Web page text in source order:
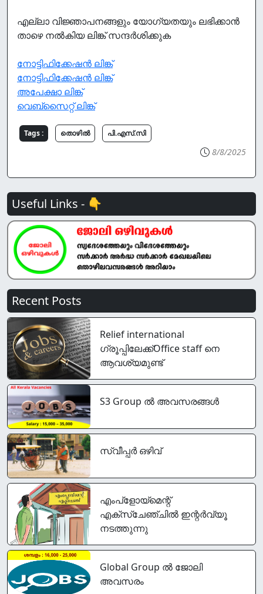
എല്ലാ വിജ്ഞാപനങ്ങളും യോഗ്യതയും ലഭിക്കാൻ
താഴെ നൽകിയ ലിങ്ക് സന്ദർശിക്കുക
നോട്ടിഫിക്കേഷൻ ലിങ്ക്
നോട്ടിഫിക്കേഷൻ ലിങ്ക്
അപേക്ഷാ ലിങ്ക്
വെബ്സൈറ്റ് ലിങ്ക്
Tags : തൊഴില്‍ പി.എസ്.സി
8/8/2025
Useful Links - 👇
Recent Posts
Relief international
ഗ്രൂപ്പിലേക്ക്Office staff നെ
ആവശ്യമുണ്ട്
S3 Group ൽ അവസരങ്ങൾ
സ്വീപ്പര്‍ ഒഴിവ്
എംപ്‌ളോയ്‌മെന്റ്
എക്‌സ്‌ചേഞ്ചില്‍ ഇന്റർവ്യൂ
നടത്തുന്നു
Global Group ൽ ജോലി
അവസരം